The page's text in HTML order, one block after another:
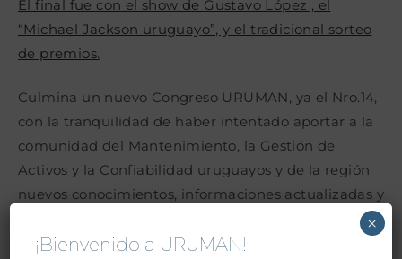
El final fue con el show de Gustavo López , el
“Michael Jackson uruguayo”, y el tradicional sorteo
de premios.
Culmina un nuevo Congreso URUMAN, ya el Nro.14,
con la tranquilidad de haber intentado aportar a la
comunidad del Mantenimiento, la Gestión de
Activos y la Confiabilidad uruguayos y de la región
nuevos conocimientos, informaciones actualizadas y
la posibilidad de conocer y compartir experiencias
con colegas del sector.
¡Bienvenido a URUMAN!
×